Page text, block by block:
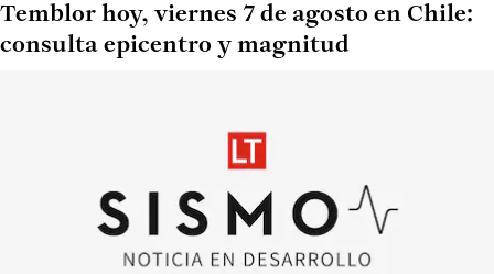
Temblor hoy, viernes 7 de agosto en Chile:
consulta epicentro y magnitud